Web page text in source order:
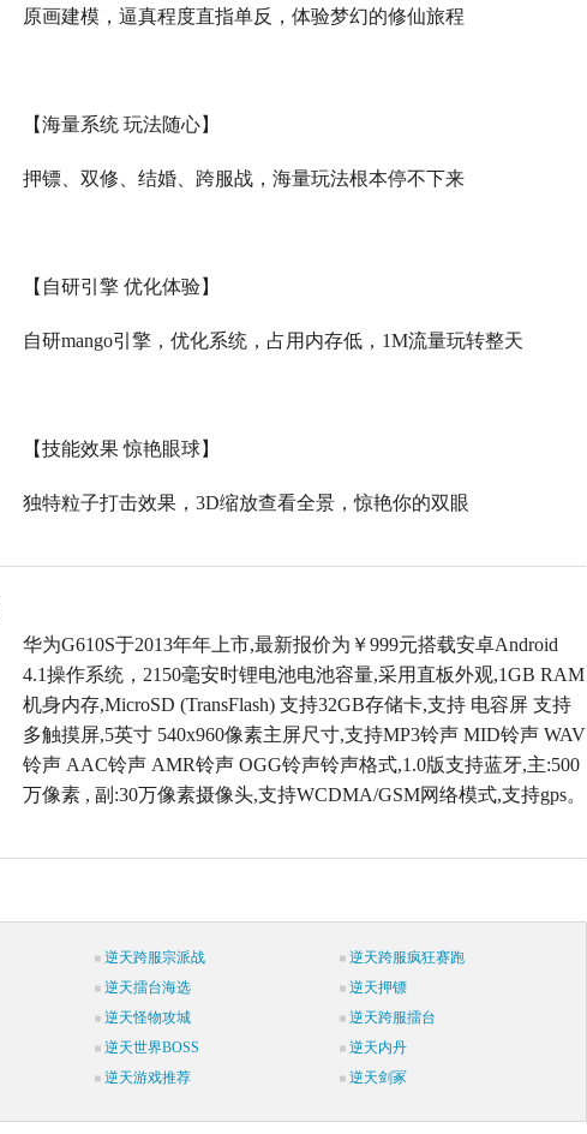
原画建模，逼真程度直指单反，体验梦幻的修仙旅程
【海量系统 玩法随心】
押镖、双修、结婚、跨服战，海量玩法根本停不下来
【自研引擎 优化体验】
自研mango引擎，优化系统，占用内存低， 1M流量玩转整天
【技能效果 惊艳眼球】
独特粒子打击效果，3D缩放查看全景，惊艳你的双眼
华为G610S于2013年年上市,最新报价为￥999元搭载安卓Android
4.1操作系统，2150毫安时锂电池电池容量,采用直板外观,1GB RAM
机身内存,MicroSD (TransFlash) 支持32GB存储卡,支持 电容屏 支持
多触摸屏,5英寸 540x960像素主屏尺寸,支持MP3铃声 MID铃声 WAV
铃声 AAC铃声 AMR铃声 OGG铃声铃声格式,1.0版支持蓝牙,主:500
万像素 , 副:30万像素摄像头,支持WCDMA/GSM网络模式,支持gps。
逆天跨服宗派战
逆天跨服疯狂赛跑
逆天擂台海选
逆天押镖
逆天怪物攻城
逆天跨服擂台
逆天世界BOSS
逆天内丹
逆天游戏推荐 逆天剑冢